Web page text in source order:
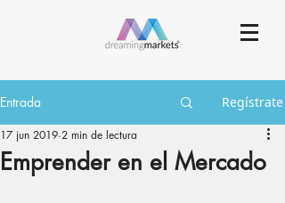
Entrada Regístrate
Emprender en el Mercado
17 jun 2019 2 min de lectura